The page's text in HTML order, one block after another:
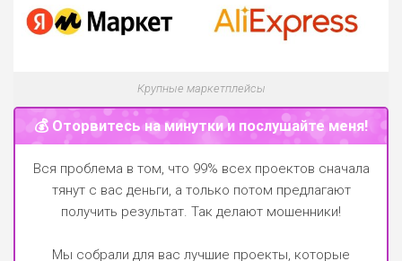
Крупные маркетплейсы
💰 Оторвитесь на минутки и послушайте меня!
Вся проблема в том, что 99% всех проектов сначала
тянут с вас деньги, а только потом предлагают
получить результат. Так делают мошенники!
Мы собрали для вас лучшие проекты, которые